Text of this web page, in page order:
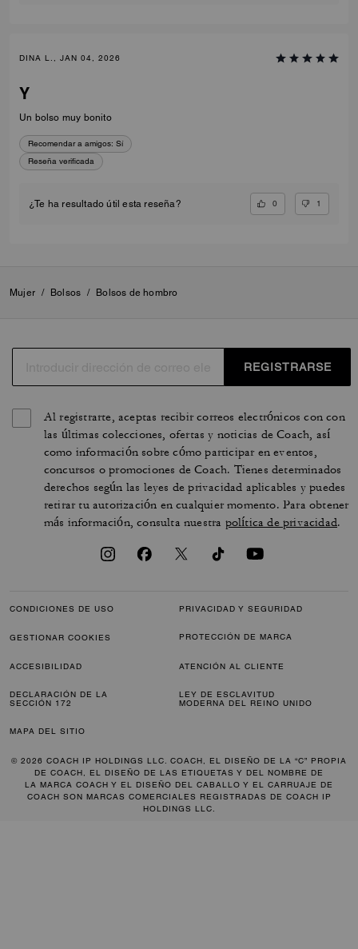
DINA L., JAN 04, 2026
Y
Un bolso muy bonito
Recomendar a amigos: Sí
Reseña verificada
¿Te ha resultado útil esta reseña? 0 1
Mujer / Bolsos / Bolsos de hombro
REGISTRARSE
Al registrarte, aceptas recibir correos electrónicos con con
las últimas colecciones, ofertas y noticias de Coach, así
como información sobre cómo participar en eventos,
concursos o promociones de Coach. Tienes determinados
derechos según las leyes de privacidad aplicables y puedes
retirar tu autorización en cualquier momento. Para obtener
más información, consulta nuestra política de privacidad.
CONDICIONES DE USO PRIVACIDAD Y SEGURIDAD
GESTIONAR COOKIES PROTECCIÓN DE MARCA
ACCESIBILIDAD ATENCIÓN AL CLIENTE
DECLARACIÓN DE LA
SECCIÓN 172
LEY DE ESCLAVITUD
MODERNA DEL REINO UNIDO
MAPA DEL SITIO
© 2026 COACH IP HOLDINGS LLC. COACH, EL DISEÑO DE LA “C” PROPIA
DE COACH, EL DISEÑO DE LAS ETIQUETAS Y DEL NOMBRE DE
LA MARCA COACH Y EL DISEÑO DEL CABALLO Y EL CARRUAJE DE
COACH SON MARCAS COMERCIALES REGISTRADAS DE COACH IP
HOLDINGS LLC.